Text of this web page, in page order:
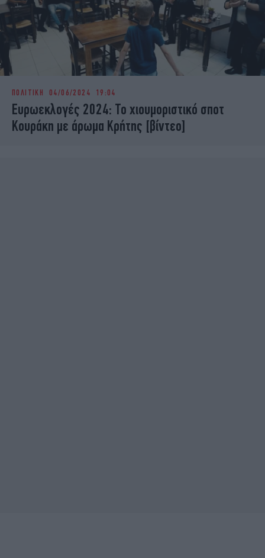
ΠΟΛΙΤΙΚΗ 04/06/2024 19:04
Ευρωεκλογές 2024: Το χιουμοριστικό σποτ
Κουράκη με άρωμα Κρήτης [βίντεο]